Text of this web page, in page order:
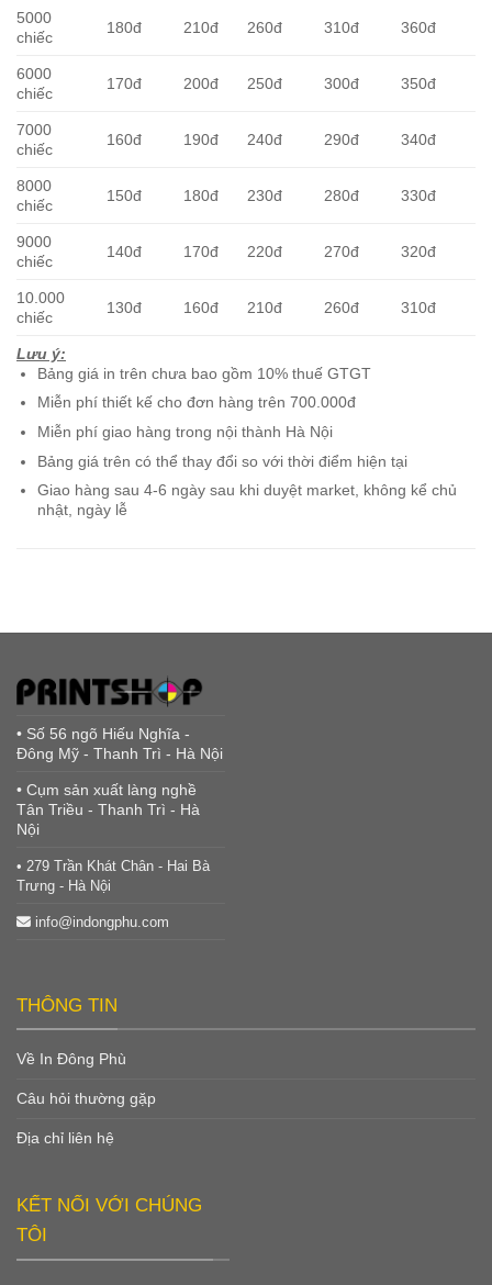
5000
chiếc
180đ 210đ 260đ 310đ 360đ
6000
chiếc
170đ 200đ 250đ 300đ 350đ
7000
chiếc
160đ 190đ 240đ 290đ 340đ
8000
chiếc
150đ 180đ 230đ 280đ 330đ
9000
chiếc
140đ 170đ 220đ 270đ 320đ
10.000
chiếc
130đ 160đ 210đ 260đ 310đ
Lưu ý:
Bảng giá in trên chưa bao gồm 10% thuế GTGT
Miễn phí thiết kế cho đơn hàng trên 700.000đ
Miễn phí giao hàng trong nội thành Hà Nội
Bảng giá trên có thể thay đổi so với thời điểm hiện tại
Giao hàng sau 4-6 ngày sau khi duyệt market, không kể chủ
nhật, ngày lễ
• Số 56 ngõ Hiếu Nghĩa -
Đông Mỹ - Thanh Trì - Hà Nội
• Cụm sản xuất làng nghề
Tân Triều - Thanh Trì - Hà
Nội
• 279 Trần Khát Chân - Hai Bà
Trưng - Hà Nội
info@indongphu.com
THÔNG TIN
Về In Đông Phù
Câu hỏi thường gặp
Địa chỉ liên hệ
KẾT NỐI VỚI CHÚNG
TÔI